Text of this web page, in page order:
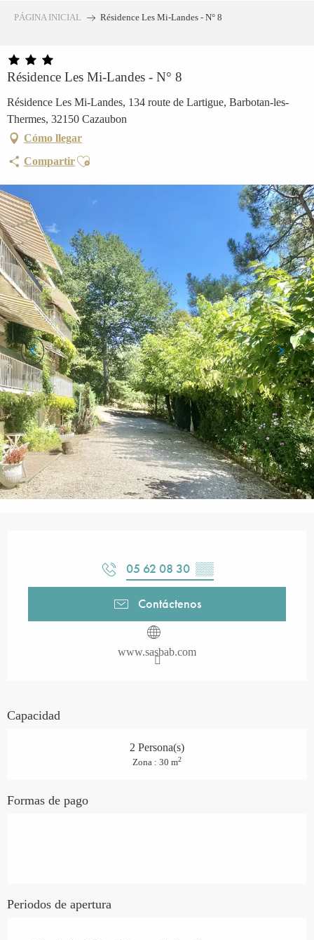
principal
PÁGINA INICIAL Résidence Les Mi-Landes - N° 8
Résidence Les Mi-Landes - N° 8
Résidence Les Mi-Landes, 134 route de Lartigue, Barbotan-les-
Thermes, 32150 Cazaubon
Cómo llegar
CompartirAjouter aux favoris
05 62 08 30 ▒▒
Contáctenos
www.sasbab.com
Capacidad
2 Persona(s)
Zona : 30 m2
Formas de pago
Periodos de apertura